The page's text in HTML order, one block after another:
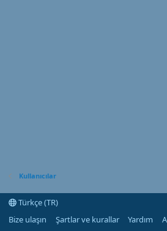
Kullanıcılar
Türkçe (TR)
Bize ulaşın
Şartlar ve kurallar Yardım